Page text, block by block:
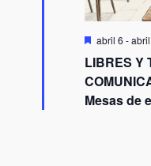
Destacado
abril 6 -
LIBRES Y
Mesas de